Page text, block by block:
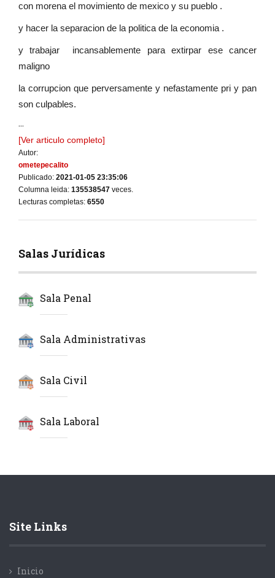
con morena el movimiento de mexico y su pueblo .
y hacer la separacion de la politica de la economia .
y trabajar incansablemente para extirpar ese cancer
maligno
la corrupcion que perversamente y nefastamente pri y pan
son culpables.
...
[Ver articulo completo]
Autor:
ometepecalito
Publicado: 2021-01-05 23:35:06
Columna leida: 135538547 veces.
Lecturas completas: 6550
Salas Jurídicas
Sala Penal
Sala Administrativas
Sala Civil
Sala Laboral
Site Links
Inicio